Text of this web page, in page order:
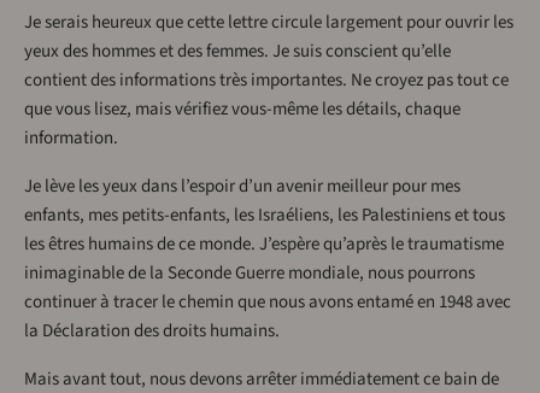
Je serais heureux que cette lettre circule largement pour ouvrir les
yeux des hommes et des femmes. Je suis conscient qu’elle
contient des informations très importantes. Ne croyez pas tout ce
que vous lisez, mais vérifiez vous-même les détails, chaque
information.
Je lève les yeux dans l’espoir d’un avenir meilleur pour mes
enfants, mes petits-enfants, les Israéliens, les Palestiniens et tous
les êtres humains de ce monde. J’espère qu’après le traumatisme
inimaginable de la Seconde Guerre mondiale, nous pourrons
continuer à tracer le chemin que nous avons entamé en 1948 avec
la Déclaration des droits humains.
Mais avant tout, nous devons arrêter immédiatement ce bain de